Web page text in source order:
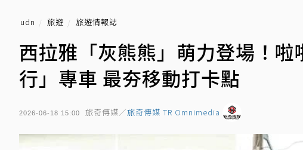
udn 旅遊 旅遊情報誌
西拉雅「灰熊熊」萌力登場！
行」專車 最夯移動打卡點
2026-06-18 15:00 旅奇傳媒／旅奇傳媒 TR Omnimedia